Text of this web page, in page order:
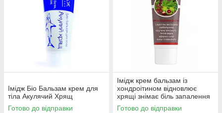
Імідж Біо Бальзам крем для
тіла Акулячий Хрящ
Готово до відправки
Імідж крем бальзам із
хондроітином відновлює
хрящі знімає біль запалення
суглобів та м'язів
Готово до відправки